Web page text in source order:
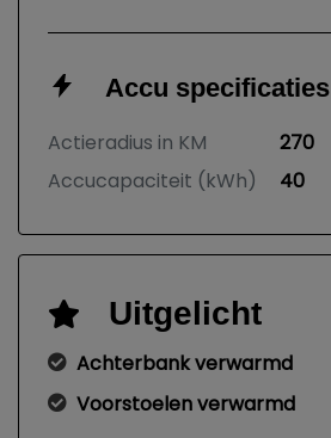
Accu specificaties
Actieradius in KM
270
Accucapaciteit (kWh)
40
Uitgelicht
Achterbank verwarmd
Voorstoelen verwarmd